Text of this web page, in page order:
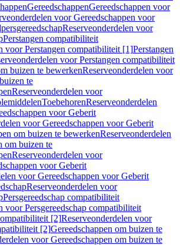
GereedschappenGereedschappen voor
voor Gereedschappen voor
Reserveonderdelen voor
Perstangen compatibiliteit
voor Perstangen compatibiliteit [1]Perstangen
voor Perstangen compatibiliteit
buizen te bewerkenReserveonderdelen voor
te
Reserveonderdelen voor
ToebehorenReserveonderdelen
voor Geberit
voor Gereedschappen voor Geberit
om buizen te bewerkenReserveonderdelen
om buizen te
Reserveonderdelen voor
voor Geberit
voor Gereedschappen voor Geberit
Reserveonderdelen voor
Persgereedschap compatibiliteit
voor Persgereedschap compatibiliteit
[2]Reserveonderdelen voor
[2]Gereedschappen om buizen te
voor Gereedschappen om buizen te